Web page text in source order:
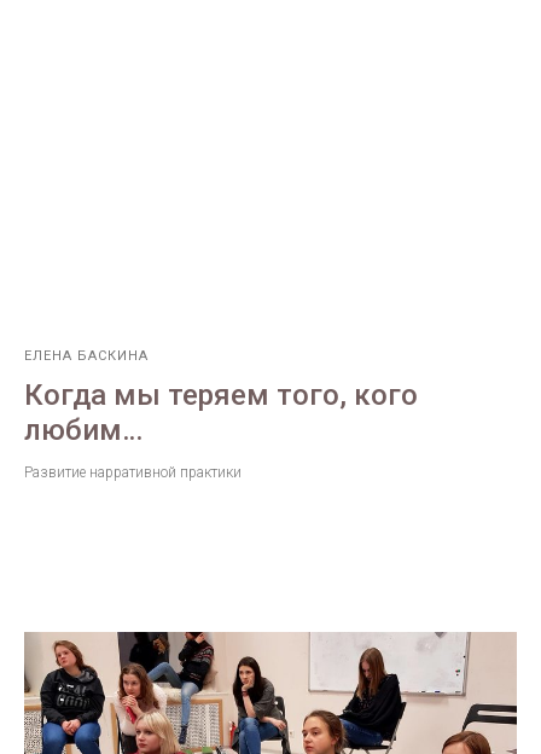
ЕЛЕНА БАСКИНА
Когда мы теряем того, кого
любим…
Развитие нарративной практики